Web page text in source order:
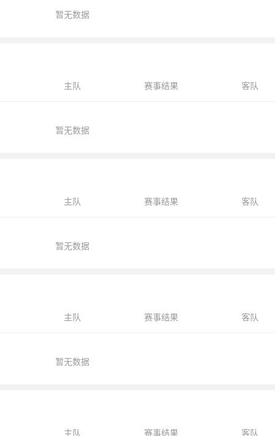
暂无数据
主队 赛事结果 客队
暂无数据
主队 赛事结果 客队
暂无数据
主队 赛事结果 客队
暂无数据
主队 赛事结果 客队